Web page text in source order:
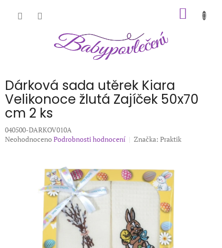
Dárková sada utěrek Kiara
Velikonoce žlutá Zajíček 50x70
cm 2 ks
040500-DARKOV010A
Průměrné
Neohodnoceno Podrobnosti hodnocení Značka: Praktik